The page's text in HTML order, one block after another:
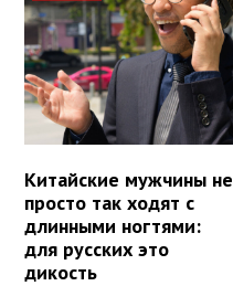
Китайские мужчины не
просто так ходят с
длинными ногтями:
для русских это
дикость